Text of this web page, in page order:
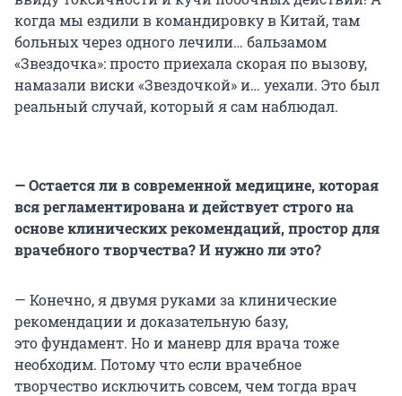
когда мы ездили в командировку в Китай, там
больных через одного лечили… бальзамом
«Звездочка»: просто приехала скорая по вызову,
намазали виски «Звездочкой» и… уехали. Это был
реальный случай, который я сам наблюдал.
— Остается ли в современной медицине, которая
вся регламентирована и действует строго на
основе клинических рекомендаций, простор для
врачебного творчества? И нужно ли это?
— Конечно, я двумя руками за клинические
рекомендации и доказательную базу,
это фундамент. Но и маневр для врача тоже
необходим. Потому что если врачебное
творчество исключить совсем, чем тогда врач